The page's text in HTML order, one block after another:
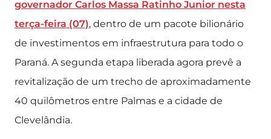
governador Carlos Massa Ratinho Junior nesta
terça-feira (07), dentro de um pacote bilionário
de investimentos em infraestrutura para todo o
Paraná. A segunda etapa liberada agora prevê a
revitalização de um trecho de aproximadamente
40 quilômetros entre Palmas e a cidade de
Clevelândia.